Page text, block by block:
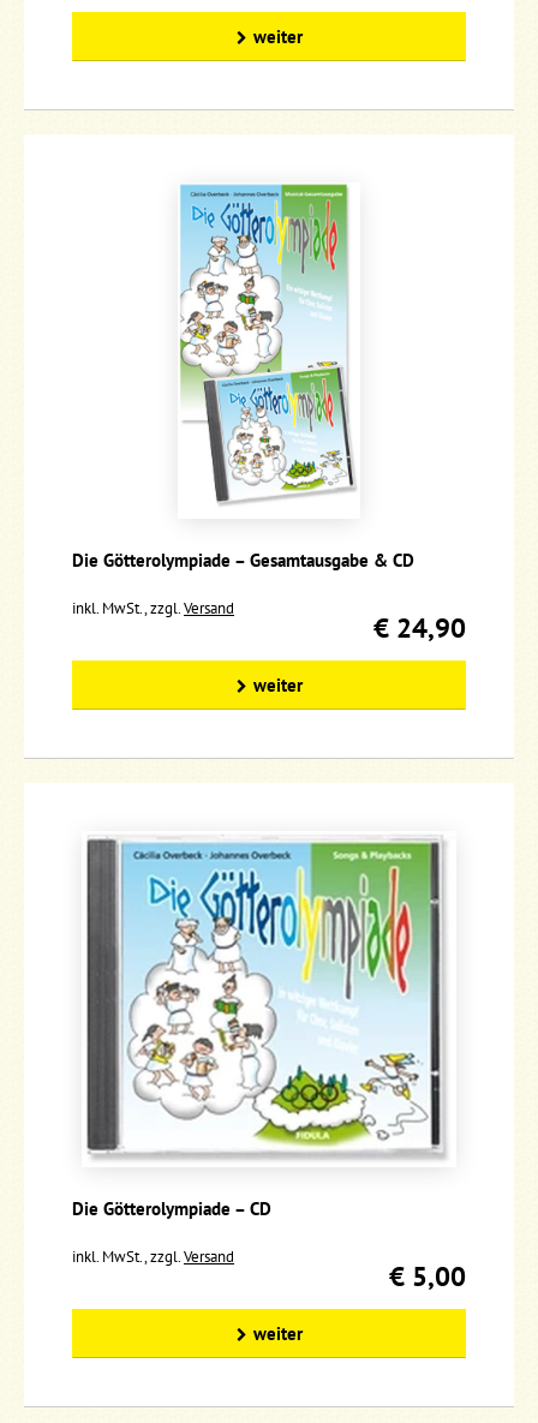
weiter
Die Götterolympiade – Gesamtausgabe & CD
inkl. MwSt., zzgl.Versand
€ 24,90
weiter
Die Götterolympiade – CD
inkl. MwSt., zzgl.Versand
€ 5,00
weiter